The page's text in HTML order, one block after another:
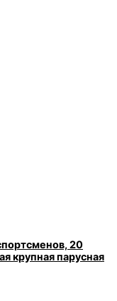
20
крупная парусная